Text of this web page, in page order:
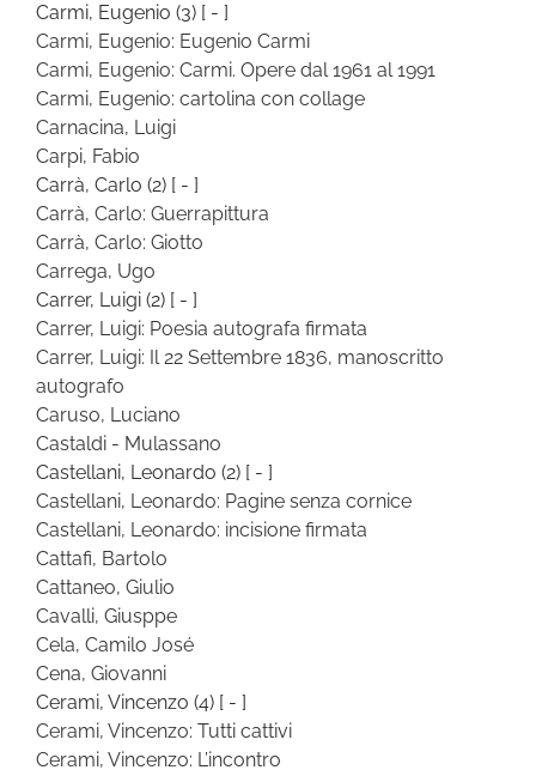
Carmi, Eugenio (3) [ - ]
Carmi, Eugenio: Eugenio Carmi
Carmi, Eugenio: Carmi. Opere dal 1961 al 1991
Carmi, Eugenio: cartolina con collage
Carnacina, Luigi
Carpi, Fabio
Carrà, Carlo (2) [ - ]
Carrà, Carlo: Guerrapittura
Carrà, Carlo: Giotto
Carrega, Ugo
Carrer, Luigi (2) [ - ]
Carrer, Luigi: Poesia autografa firmata
Carrer, Luigi: Il 22 Settembre 1836, manoscritto
autografo
Caruso, Luciano
Castaldi - Mulassano
Castellani, Leonardo (2) [ - ]
Castellani, Leonardo: Pagine senza cornice
Castellani, Leonardo: incisione firmata
Cattafi, Bartolo
Cattaneo, Giulio
Cavalli, Giusppe
Cela, Camilo José
Cena, Giovanni
Cerami, Vincenzo (4) [ - ]
Cerami, Vincenzo: Tutti cattivi
Cerami, Vincenzo: L’incontro